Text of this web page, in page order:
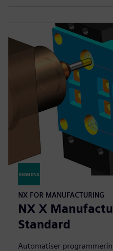
NX FOR MANUFACTURING
NX X
Standard
Automatiser